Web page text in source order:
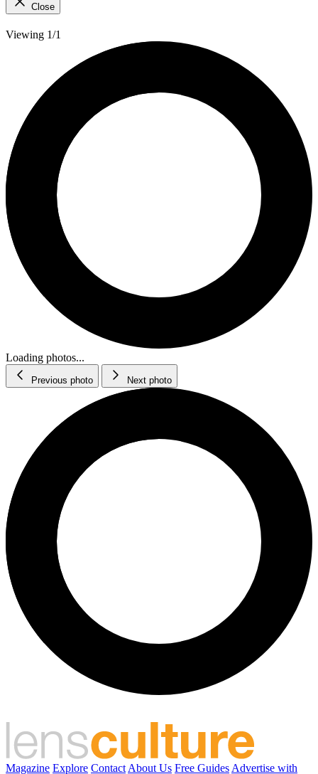
Close
Viewing 1/1
Loading photos...
Previous photo Next photo
Magazine Explore Contact About Us Free Guides Advertise with